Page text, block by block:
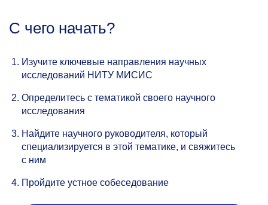
С чего начать?
Изучите ключевые направления научных
исследований НИТУ МИСИС
Определитесь с тематикой своего научного
исследования
Найдите научного руководителя, который
специализируется в этой тематике, и свяжитесь
с ним
Пройдите устное собеседование